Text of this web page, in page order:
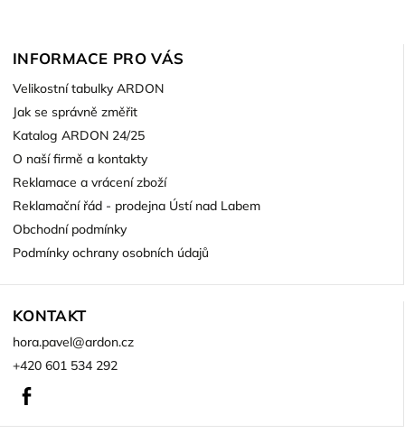
INFORMACE PRO VÁS
Velikostní tabulky ARDON
Jak se správně změřit
Katalog ARDON 24/25
O naší firmě a kontakty
Reklamace a vrácení zboží
Reklamační řád - prodejna Ústí nad Labem
Obchodní podmínky
Podmínky ochrany osobních údajů
KONTAKT
hora.pavel@ardon.cz
+420 601 534 292